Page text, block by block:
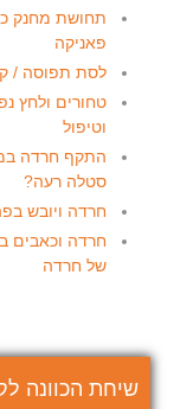
תחושת מחנק
פאניקה
לסת תפוסה /
טחורים ולחץ
וטיפול
התקף חרדה
סטלה רעה?
חרדה ויובש
חרדה וכאבים
של חרדה
שיחת הכוונה